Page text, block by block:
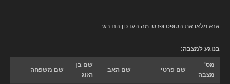
אנא מלאו את הטופס ופרטו מה העדכון הנדרש.
בנוגע למצבה:
מס'
מצבה
שם פרטי שם האב
שם בן
הזוג
שם משפחה